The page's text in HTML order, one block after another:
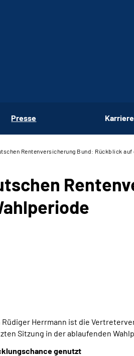
Presse Karriere
Rentenversicherung Bund: Rückblick
Rüdiger Herrmann ist die
Sitzung in der ablaufenden
genutzt